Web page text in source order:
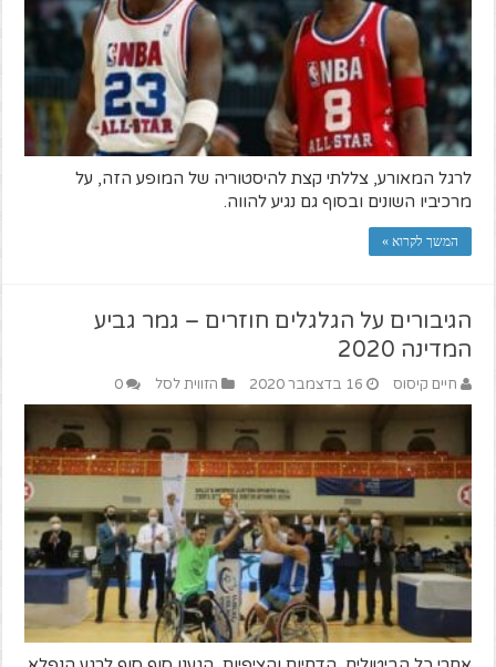
לרגל המאורע, צללתי קצת להיסטוריה של המופע הזה, על
מרכיביו השונים ובסוף גם נגיע להווה.
המשך לקרוא »
הגיבורים על הגלגלים חוזרים – גמר גביע
המדינה 2020
חיים קיסוס 16 בדצמבר 2020 הזווית לסל 0